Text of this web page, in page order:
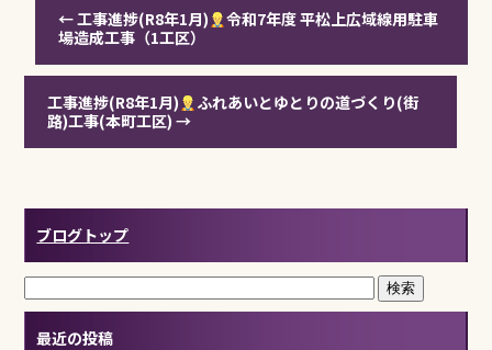
←工事進捗(R8年1月)
令和7年度 平松上広域線用駐車
場造成工事（1工区）
工事進捗(R8年1月)
ふれあいとゆとりの道づくり(街
路)工事(本町工区)→
ブログトップ
最近の投稿